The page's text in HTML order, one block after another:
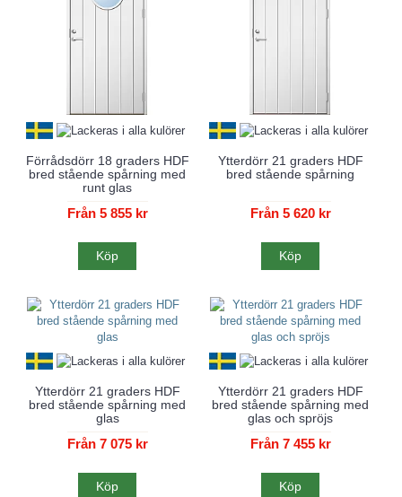
Förrådsdörr 18 graders HDF
bred stående spårning med
runt glas
Från 5 855 kr
Köp
Ytterdörr 21 graders HDF
bred stående spårning
Från 5 620 kr
Köp
Ytterdörr 21 graders HDF
bred stående spårning med
glas
Från 7 075 kr
Köp
Ytterdörr 21 graders HDF
bred stående spårning med
glas och spröjs
Från 7 455 kr
Köp